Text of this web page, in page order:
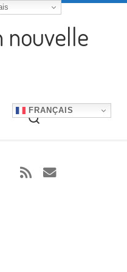
nouvelle
FRANÇAIS
Search